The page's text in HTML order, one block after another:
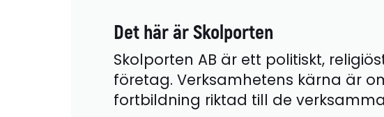
Det här är Skolporten
Skolporten AB är ett politiskt,
företag. Verksamhetens kärna är
fortbildning riktad till de